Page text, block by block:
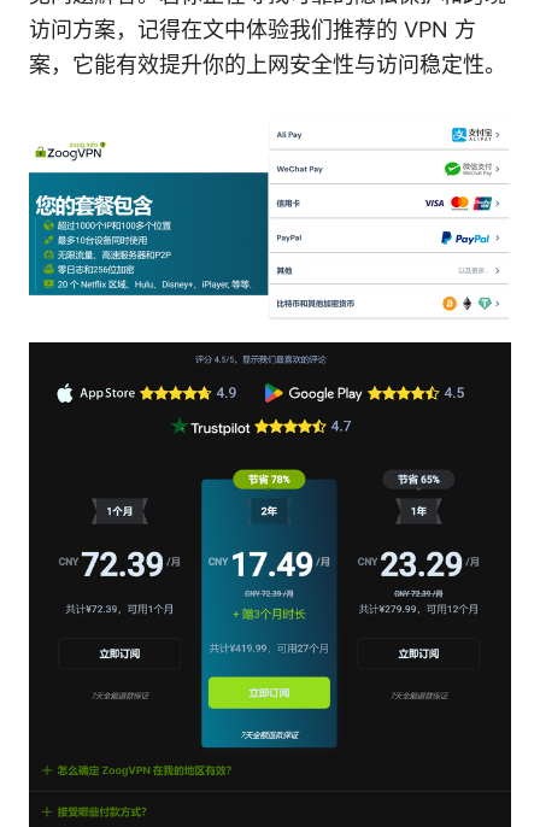
访问方案，记得在文中体验我们推荐的 VPN 方
案，它能有效提升你的上网安全性与访问稳定性。